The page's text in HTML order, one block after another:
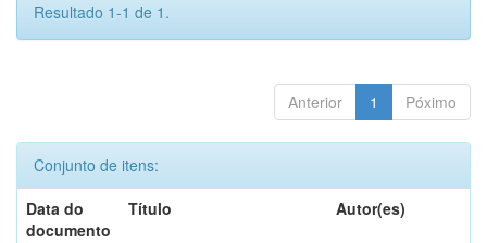
Resultado 1-1 de 1.
Anterior 1 Póximo
Conjunto de itens:
Data do
documento
Título Autor(es)